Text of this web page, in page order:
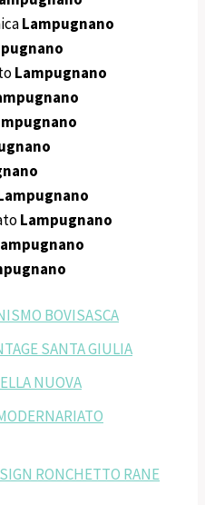
Lampugnano
Lampugnano
Lampugnano
BOVISASCA
SANTA GIULIA
NUOVA
RONCHETTO RANE